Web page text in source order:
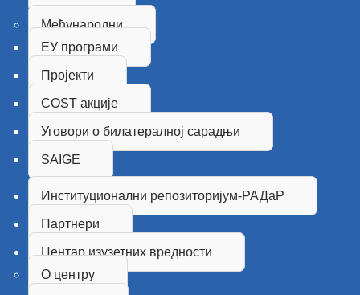
Међународни
ЕУ програми
Пројекти
COST акције
Уговори о билатералној сарадњи
SAIGE
Институционални репозиторијум-РАДаР
Партнери
Центар изузетних вредности
О центру